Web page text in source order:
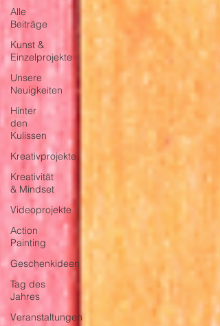
Alle
Beiträge
Kunst &
Einzelprojekte
Unsere
Neuigkeiten
Hinter
den
Kulissen
Kreativprojekte
Kreativität
& Mindset
Videoprojekte
Action
Painting
Geschenkideen
Tag des
Jahres
Veranstaltungen